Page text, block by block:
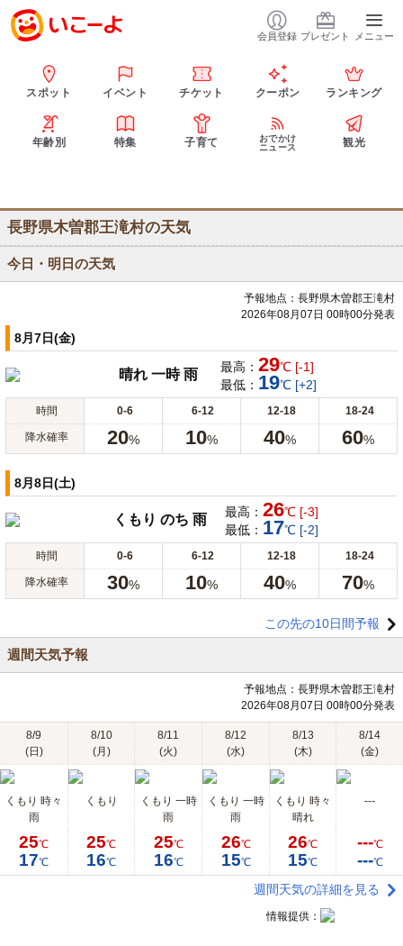
会員登録 プレゼント メニュー
スポット イベント チケット クーポン ランキング
年齢別 特集 子育て
おでかけ
ニュース
観光
長野県木曽郡王滝村の天気
今日・明日の天気
予報地点：長野県木曽郡王滝村
2026年08月07日 00時00分発表
8月7日(金)
晴れ 一時 雨 最高： 29℃ [-1]
最低： 19℃ [+2]
時間 0-6 6-12 12-18 18-24
降水確率 20% 10% 40% 60%
8月8日(土)
くもり のち 雨 最高： 26℃ [-3]
最低： 17℃ [-2]
時間 0-6 6-12 12-18 18-24
降水確率 30% 10% 40% 70%
この先の10日間予報
週間天気予報
予報地点：長野県木曽郡王滝村
2026年08月07日 00時00分発表
8/9
(日)
8/10
(月)
8/11
(火)
8/12
(水)
8/13
(木)
8/14
(金)
くもり 時々
雨
くもり
くもり 一時
雨
くもり 一時
雨
くもり 時々
晴れ
---
25℃
17℃
25℃
16℃
25℃
16℃
26℃
15℃
26℃
15℃
---℃
---℃
週間天気の詳細を見る
情報提供：